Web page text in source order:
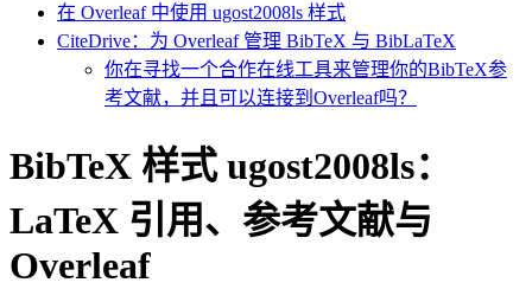
在 Overleaf 中使用 ugost2008ls 样式
CiteDrive：为 Overleaf 管理 BibTeX 与 BibLaTeX
你在寻找一个合作在线工具来管理你的BibTeX参
考文献，并且可以连接到Overleaf吗？
BibTeX 样式 ugost2008ls：
LaTeX 引用、参考文献与
Overleaf